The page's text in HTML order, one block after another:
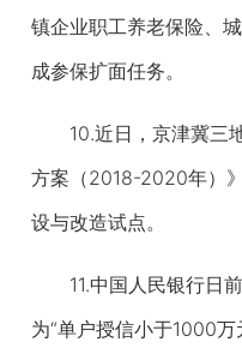
镇企业职工养老保险、
成参保扩面任务。
10.近日，京津冀三地
方案（2018-2020年）
设与改造试点。
11.中国人民银行日前
为“单户授信小于1000